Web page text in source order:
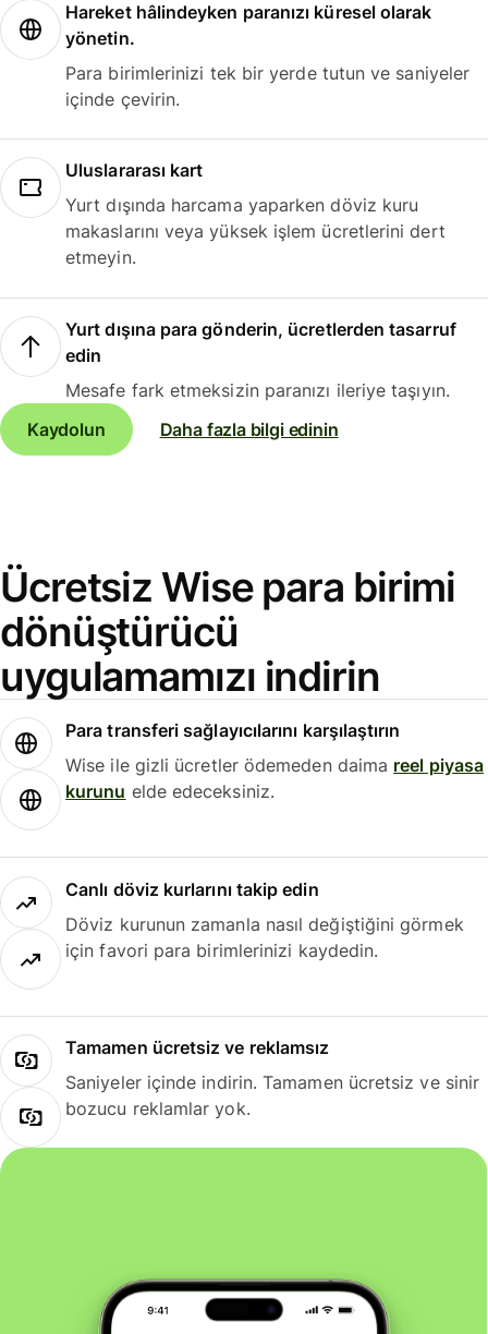
Hareket hâlindeyken paranızı küresel olarak
yönetin.
Para birimlerinizi tek bir yerde tutun ve saniyeler
içinde çevirin.
Uluslararası kart
Yurt dışında harcama yaparken döviz kuru
makaslarını veya yüksek işlem ücretlerini dert
etmeyin.
Yurt dışına para gönderin, ücretlerden tasarruf
edin
Mesafe fark etmeksizin paranızı ileriye taşıyın.
Kaydolun
Daha fazla bilgi edinin
Ücretsiz Wise para birimi
dönüştürücü
uygulamamızı indirin
Para transferi sağlayıcılarını karşılaştırın
Wise ile gizli ücretler ödemeden daima reel piyasa
kurunu elde edeceksiniz.
Canlı döviz kurlarını takip edin
Döviz kurunun zamanla nasıl değiştiğini görmek
için favori para birimlerinizi kaydedin.
Tamamen ücretsiz ve reklamsız
Saniyeler içinde indirin. Tamamen ücretsiz ve sinir
bozucu reklamlar yok.